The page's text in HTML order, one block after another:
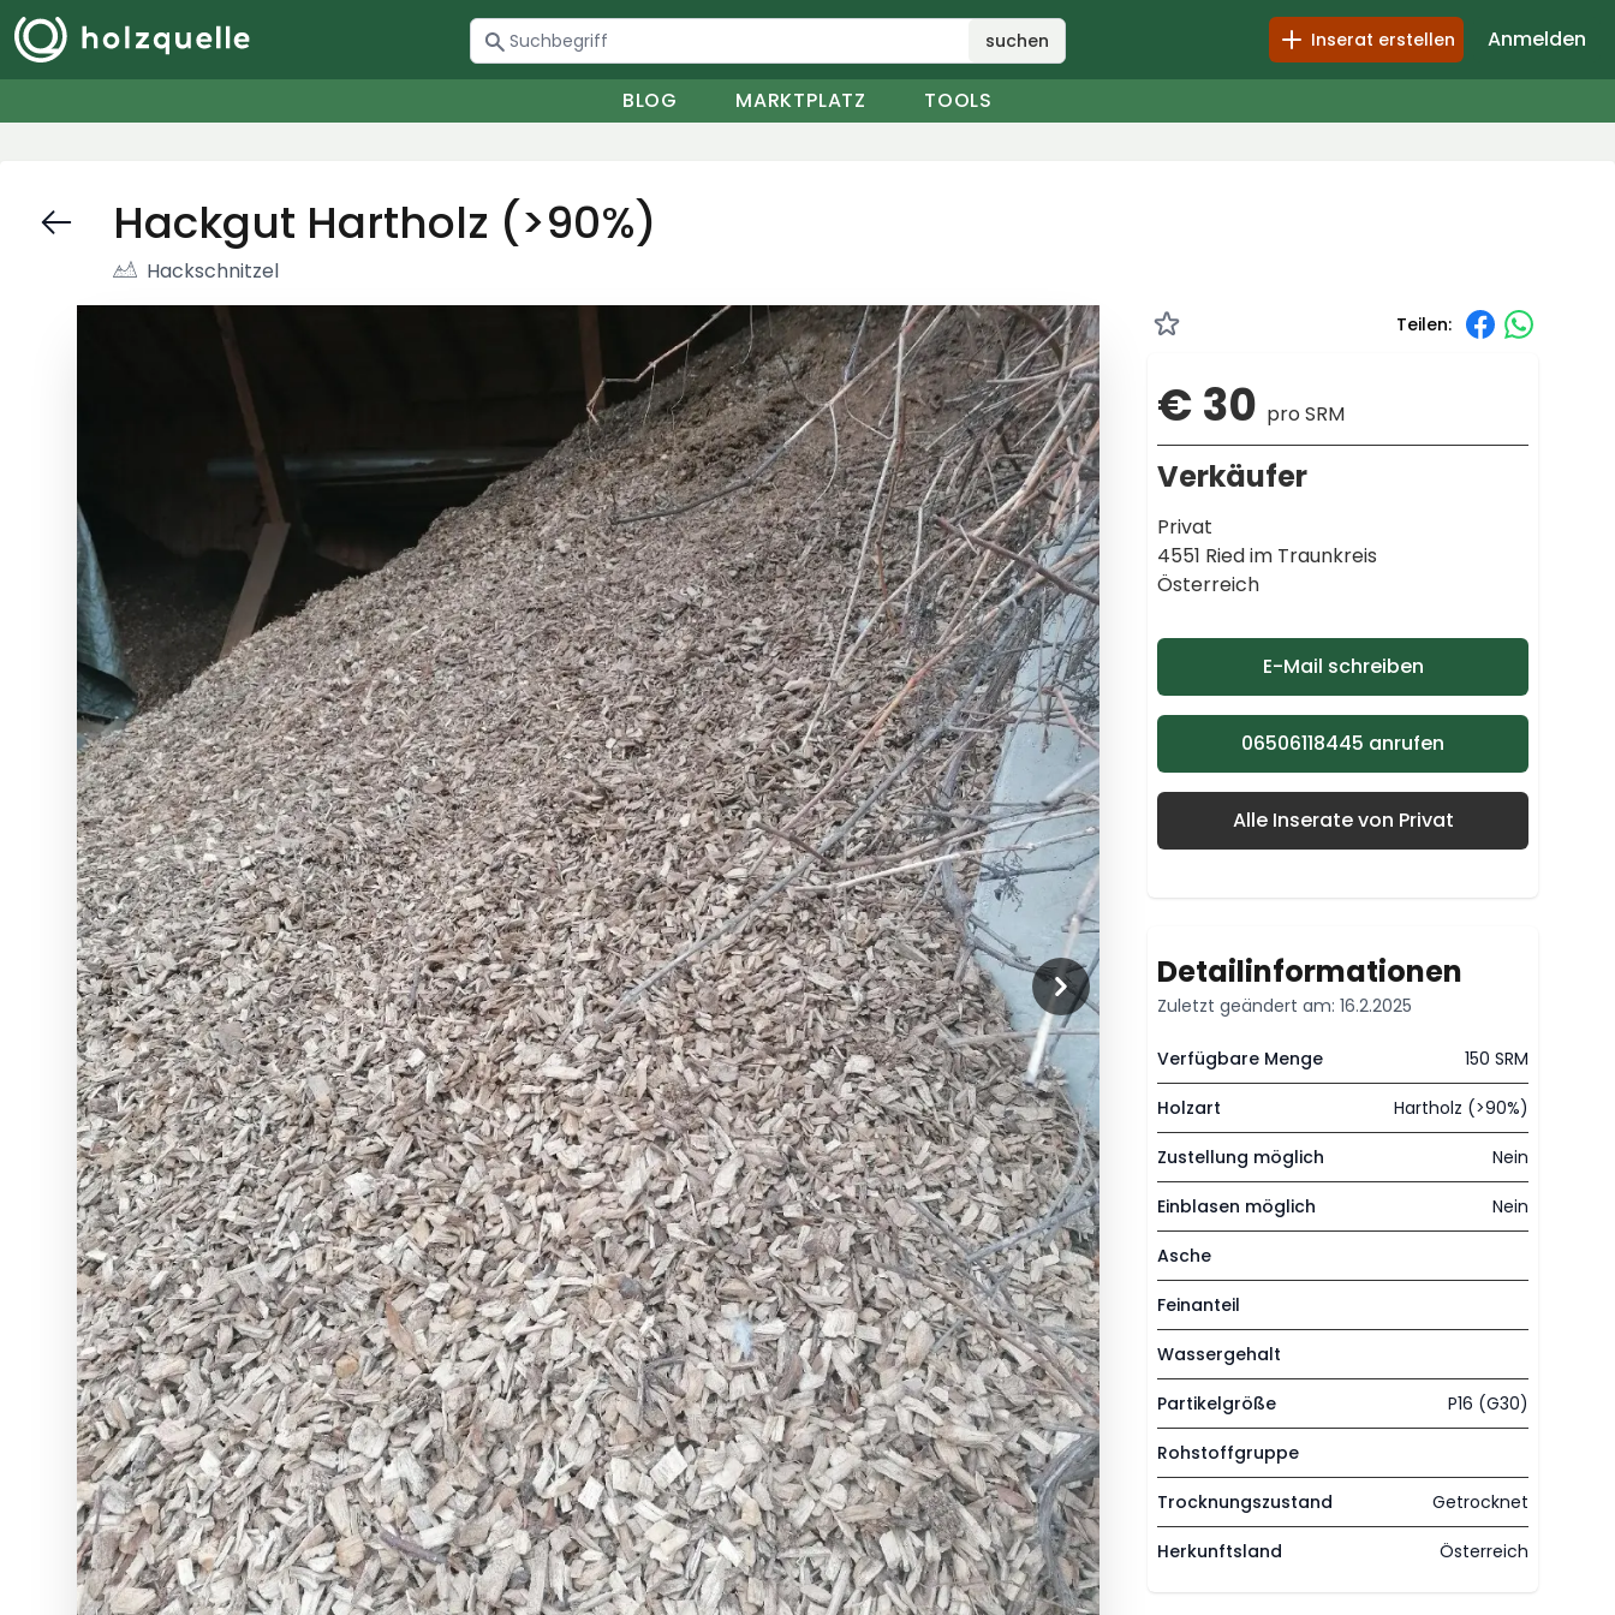
suchen Inserat erstellen Anmelden
BLOG MARKTPLATZ TOOLS
Hackgut Hartholz (>90%)
Hackschnitzel
Teilen:
€ 30 pro SRM
Verkäufer
Privat
4551 Ried im Traunkreis
Österreich
E-Mail schreiben
06506118445 anrufen
Alle Inserate von Privat
Detailinformationen
Zuletzt geändert am: 16.2.2025
Verfügbare Menge 150 SRM
Holzart Hartholz (>90%)
Zustellung möglich Nein
Einblasen möglich Nein
Asche
Feinanteil
Wassergehalt
Partikelgröße P16 (G30)
Rohstoffgruppe
Trocknungszustand Getrocknet
Herkunftsland Österreich